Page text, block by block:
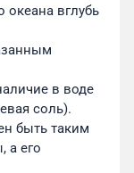
океана вглубь
в воде
соль).
быть таким
а его